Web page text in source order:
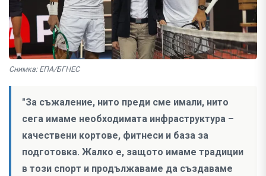
Снимка: ЕПА/БГНЕС
"За съжаление, нито преди сме имали, нито
сега имаме необходимата инфраструктура –
качествени кортове, фитнеси и база за
подготовка. Жалко е, защото имаме традиции
в този спорт и продължаваме да създаваме